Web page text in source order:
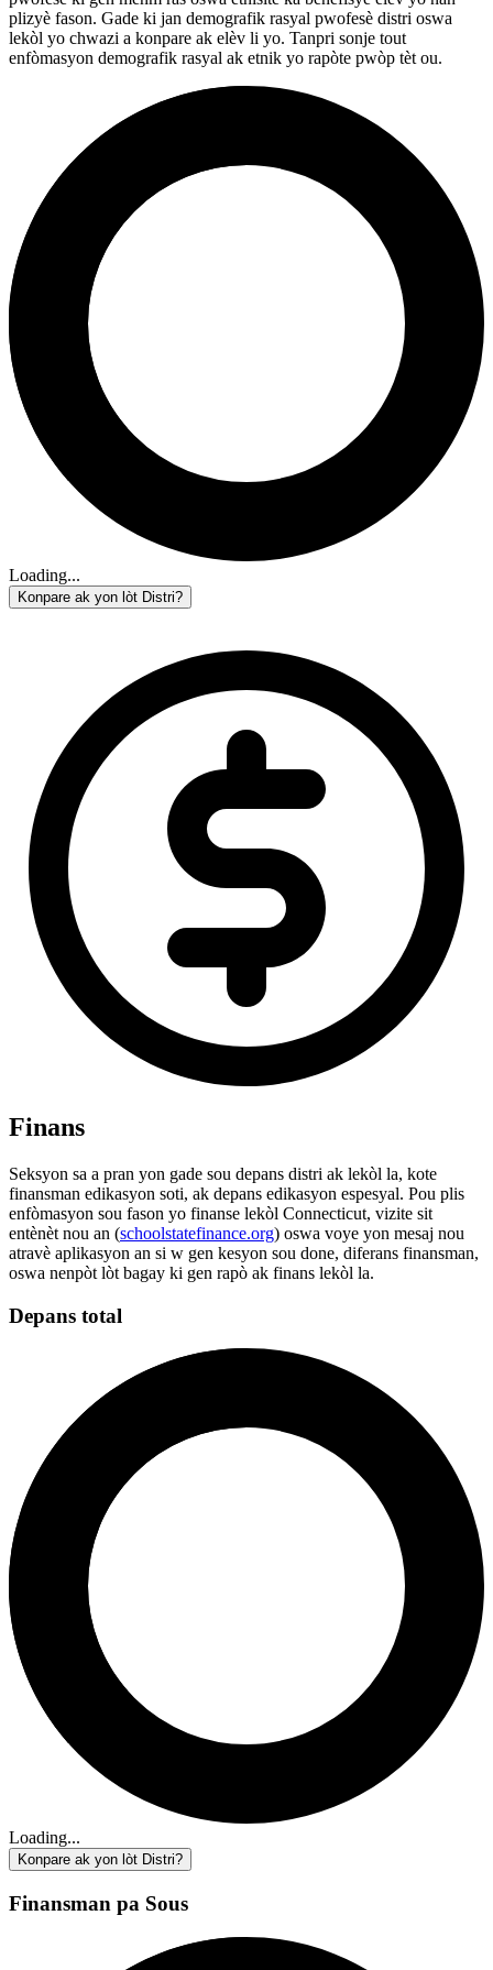
plizyè fason. Gade ki jan demografik rasyal pwofesè distri oswa
lekòl yo chwazi a konpare ak elèv li yo. Tanpri sonje tout
enfòmasyon demografik rasyal ak etnik yo rapòte pwòp tèt ou.
Loading...
Konpare ak yon lòt Distri?
Finans
Seksyon sa a pran yon gade sou depans distri ak lekòl la, kote
finansman edikasyon soti, ak depans edikasyon espesyal. Pou plis
enfòmasyon sou fason yo finanse lekòl Connecticut, vizite sit
entènèt nou an (schoolstatefinance.org) oswa voye yon mesaj nou
atravè aplikasyon an si w gen kesyon sou done, diferans finansman,
oswa nenpòt lòt bagay ki gen rapò ak finans lekòl la.
Depans total
Loading...
Konpare ak yon lòt Distri?
Finansman pa Sous